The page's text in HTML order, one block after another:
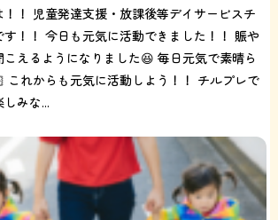
！ 児童発達支援・放課後等デイサービスチ
！！ 今日も元気に活動できました！！ 賑や
えるようになりました😆 毎日元気で素晴ら
これからも元気に活動しよう！！ チルプレで
みな...